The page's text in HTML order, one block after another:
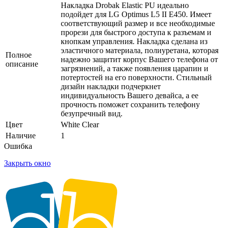
Полное
описание
Накладка Drobak Elastic PU идеально
подойдет для LG Optimus L5 II E450. Имеет
соответствующий размер и все необходимые
прорези для быстрого доступа к разъемам и
кнопкам управления. Накладка сделана из
эластичного материала, полиуретана, которая
надежно защитит корпус Вашего телефона от
загрязнений, а также появления царапин и
потертостей на его поверхности. Стильный
дизайн накладки подчеркнет
индивидуальность Вашего девайса, а ее
прочность поможет сохранить телефону
безупречный вид.
Цвет
White Clear
Наличие
1
Ошибка
Закрыть окно